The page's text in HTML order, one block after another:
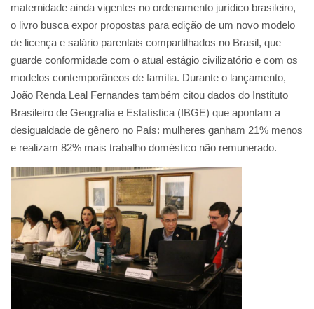
maternidade ainda vigentes no ordenamento jurídico brasileiro,
o livro busca expor propostas para edição de um novo modelo
de licença e salário parentais compartilhados no Brasil, que
guarde conformidade com o atual estágio civilizatório e com os
modelos contemporâneos de família. Durante o lançamento,
João Renda Leal Fernandes também citou dados do Instituto
Brasileiro de Geografia e Estatística (IBGE) que apontam a
desigualdade de gênero no País: mulheres ganham 21% menos
e realizam 82% mais trabalho doméstico não remunerado.